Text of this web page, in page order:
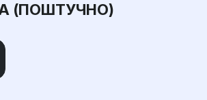
(ПОШТУЧНО)